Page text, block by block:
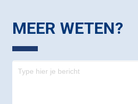
MEER WETEN?
Contact